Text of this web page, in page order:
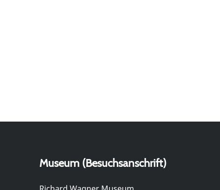
Museum (Besuchsanschrift)